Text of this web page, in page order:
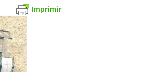
Imprimir